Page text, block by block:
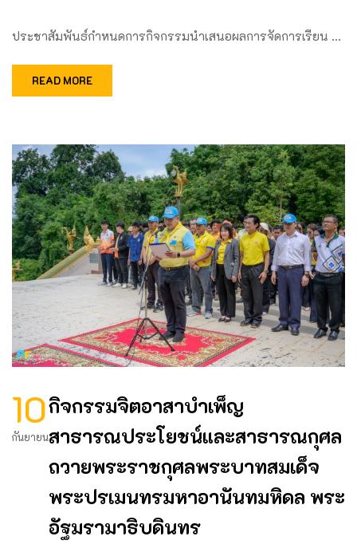
ประชาสัมพันธ์กำหนดการกิจกรรมนำเสนอผลการจัดการเรียน …
READ MORE
10
กันยายน
กิจกรรมจิตอาสาบำเพ็ญ
สาธารณประโยชน์และสาธารณกุศล
ถวายพระราชกุศลพระบาทสมเด็จ
พระปรเมนทรมหาอานันทมหิดล พระ
อัฐมรามาธิบดินทร